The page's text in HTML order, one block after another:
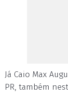
Já Caio Max
PR, também